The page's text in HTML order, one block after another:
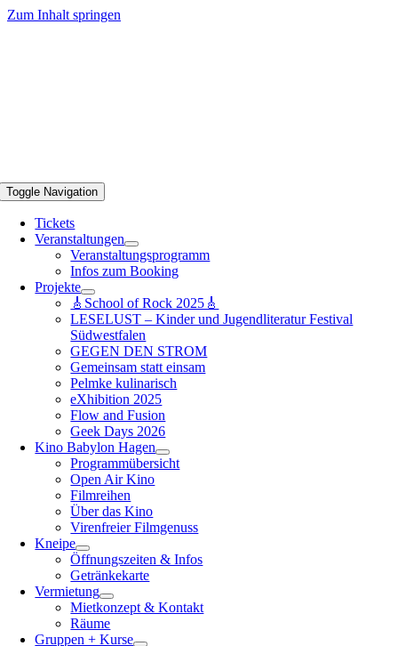
Zum Inhalt springen
Toggle Navigation
Tickets
Veranstaltungen
Veranstaltungsprogramm
Infos zum Booking
Projekte
🎸School of Rock 2025🎸
LESELUST – Kinder und Jugendliteratur Festival
Südwestfalen
GEGEN DEN STROM
Gemeinsam statt einsam
Pelmke kulinarisch
eXhibition 2025
Flow and Fusion
Geek Days 2026
Kino Babylon Hagen
Programmübersicht
Open Air Kino
Filmreihen
Über das Kino
Virenfreier Filmgenuss
Kneipe
Öffnungszeiten & Infos
Getränkekarte
Vermietung
Mietkonzept & Kontakt
Räume
Gruppen + Kurse